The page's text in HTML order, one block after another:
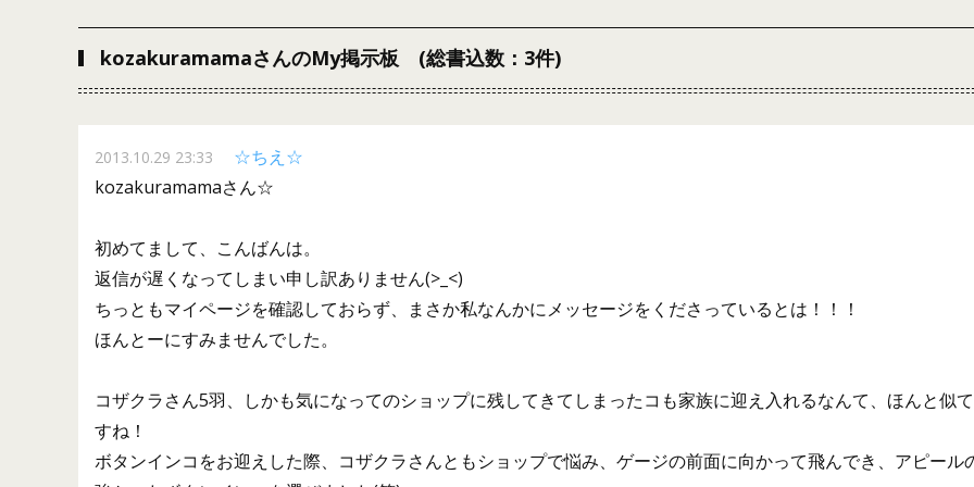
kozakuramamaさんのMy掲示板 (総書込数：3件)
2013.10.29 23:33
☆ちえ☆
kozakuramamaさん☆
初めてまして、こんばんは。
返信が遅くなってしまい申し訳ありません(>_<)
ちっともマイページを確認しておらず、まさか私なんかにメッセージをくださっているとは！！！
ほんとーにすみませんでした。
コザクラさん5羽、しかも気になってのショップに残してきてしまったコも家族に迎え入れるなんて、ほんと似
すね！
ボタンインコをお迎えした際、コザクラさんともショップで悩み、ゲージの前面に向かって飛んでき、アピール